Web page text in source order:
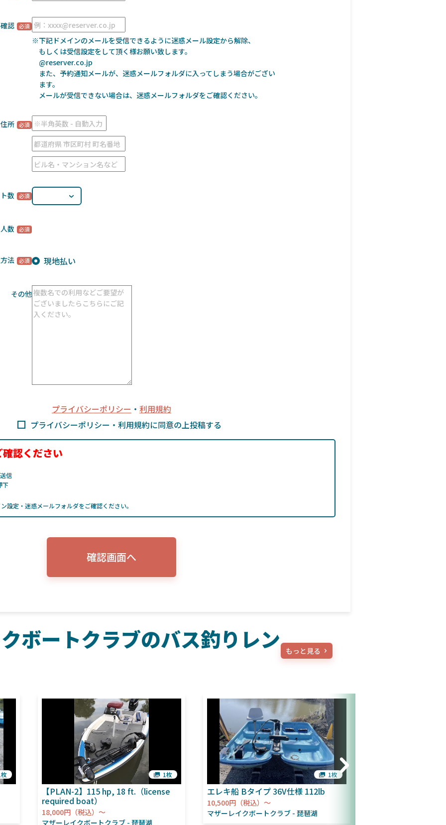
認
※下記ドメインのメールを受信できるように迷惑メール設定から解除、
もしくは受信設定をして頂く様お願い致します。
@reserver.co.jp
また、予約通知メールが、迷惑メールフォルダに入ってしまう場合がござい
ます。
メールが受信できない場合は、迷惑メールフォルダをご確認ください。
住所
数
数
法 現地払い
その他
プライバシーポリシー ・ 利用規約
プライバシーポリシー・利用規約に同意の上投稿する
認ください
信
下
定・迷惑メールフォルダをご確認ください。
確認画面へ
ボートクラブのバス釣りレン
もっと見る
【PLAN-2】115 hp, 18 ft.（license
required boat）
18,000円（税込）～
マザーレイクボートクラブ 琵琶湖
1枚
エレキ船 Bタイプ 36V仕様 112lb
10,500円（税込）～
マザーレイクボートクラブ 琵琶湖
1枚